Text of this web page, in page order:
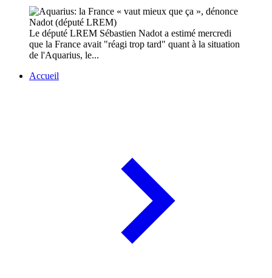
Le député LREM Sébastien Nadot a estimé mercredi
que la France avait "réagi trop tard" quant à la situation
de l'Aquarius, le...
Accueil